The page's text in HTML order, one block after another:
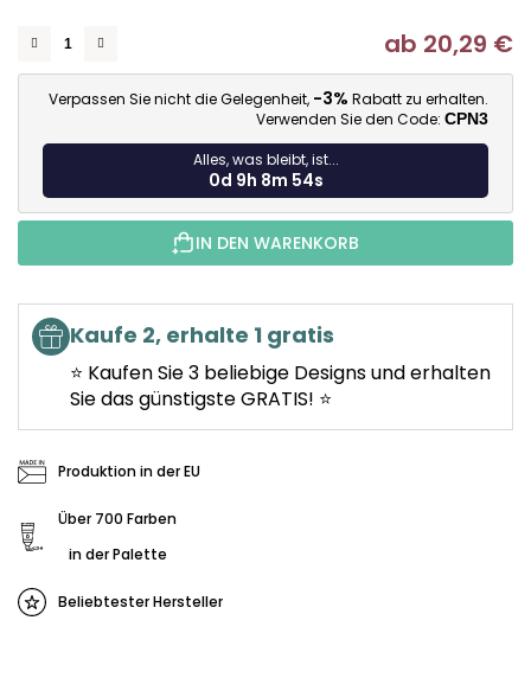
ab 20,29 €
Verpassen Sie nicht die Gelegenheit, -3% Rabatt zu erhalten.
Verwenden Sie den Code: CPN3
Alles, was bleibt, ist...
0d 9h 8m 53s
IN DEN WARENKORB
Kaufe 2, erhalte 1 gratis
⭐ Kaufen Sie 3 beliebige Designs und erhalten
Sie das günstigste GRATIS! ⭐
Produktion in der EU
Über 700 Farben
in der Palette
Beliebtester Hersteller